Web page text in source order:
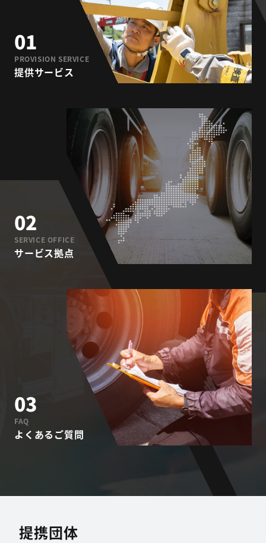
01
PROVISION SERVICE
提供サービス
02
SERVICE OFFICE
サービス拠点
03
FAQ
よくあるご質問
提携団体